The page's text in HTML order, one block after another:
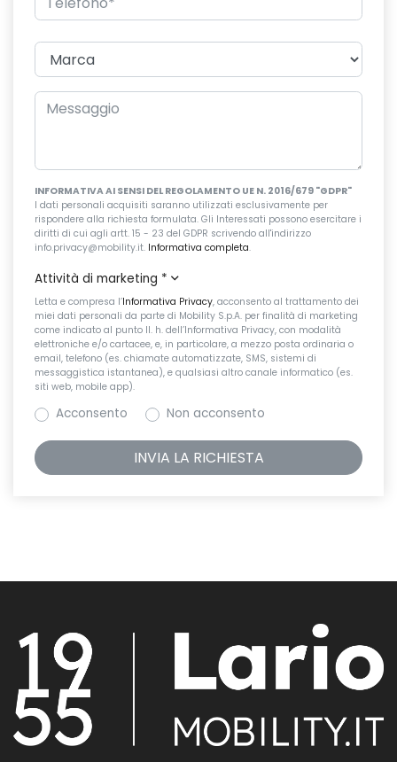
INFORMATIVA AI SENSI DEL REGOLAMENTO UE N. 2016/679 "GDPR"
I dati personali acquisiti saranno utilizzati esclusivamente per
rispondere alla richiesta formulata. Gli Interessati possono esercitare i
diritti di cui agli artt. 15 - 23 del GDPR scrivendo all'indirizzo
info.privacy@mobility.it. Informativa completa.
Attività di marketing *
Letta e compresa l’Informativa Privacy, acconsento al trattamento dei
miei dati personali da parte di Mobility S.p.A. per finalità di marketing
come indicato al punto II. h. dell’Informativa Privacy, con modalità
elettroniche e/o cartacee, e, in particolare, a mezzo posta ordinaria o
email, telefono (es. chiamate automatizzate, SMS, sistemi di
messaggistica istantanea), e qualsiasi altro canale informatico (es.
siti web, mobile app).
Acconsento Non acconsento